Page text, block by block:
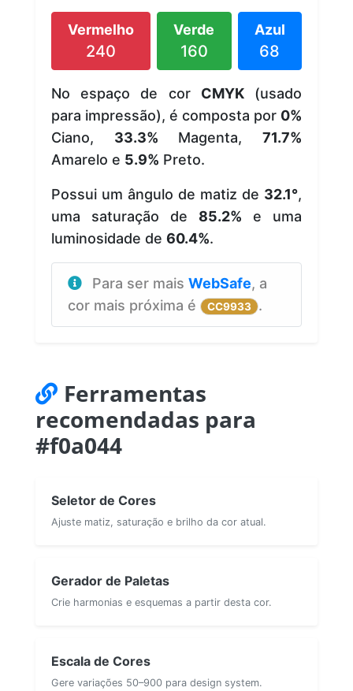
Vermelho
240
Verde
160
Azul
68
No espaço de cor CMYK(usado
para impressão), é composta por 0%
Ciano, 33.3% Magenta,71.7%
Amarelo e 5.9% Preto.
Possui um ângulo de matiz de 32.1°,
uma saturação de 85.2% e uma
luminosidade de 60.4%.
Para ser mais WebSafe, a
cor mais próxima é
CC9933 .
Ferramentas
recomendadas para
#f0a044
Seletor de Cores
Ajuste matiz, saturação e brilho da cor atual.
Gerador de Paletas
Crie harmonias e esquemas a partir desta cor.
Escala de Cores
Gere variações 50–900 para design system.